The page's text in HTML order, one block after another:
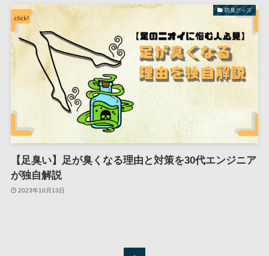
防臭グッズ
【足臭い】足が臭くなる理由と対策を30代エンジニア
が独自解説
2023年10月13日